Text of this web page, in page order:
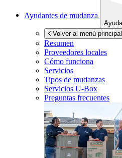
Ayudantes de mudanza
Volver al menú principal
Resumen
Proveedores locales
Cómo funciona
Servicios
Tipos de mudanzas
Servicios U-Box
Preguntas frecuentes